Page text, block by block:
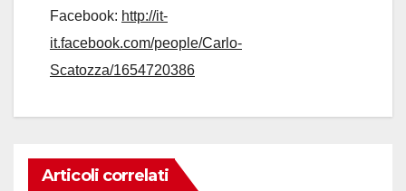
Facebook: http://it-
it.facebook.com/people/Carlo-
Scatozza/1654720386
Articoli correlati